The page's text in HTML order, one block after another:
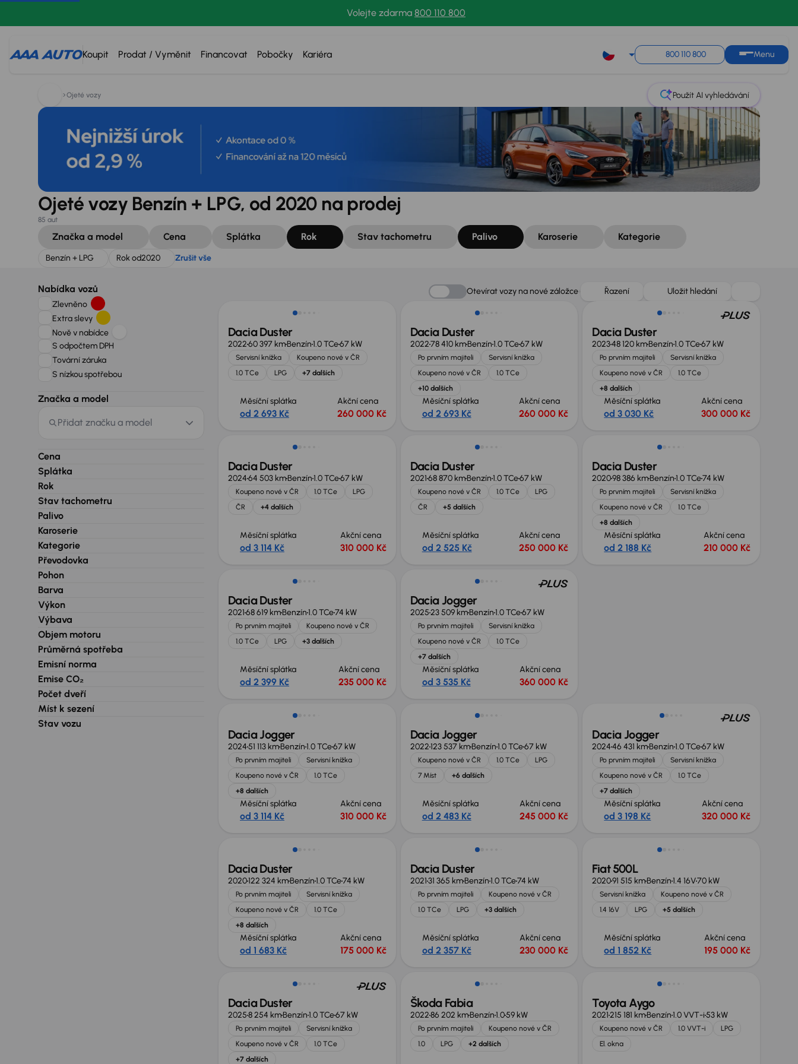
Volejte zdarma 800 110 800
Koupit Prodat / Vyměnit Financovat Pobočky Kariéra 800 110 800 Menu
Hledáte: Zrušit vše
Ojeté vozy Použít AI vyhledávání
Ojeté vozy Benzín + LPG, od 2020 na prodej
85 aut
Značka a model Cena Splátka Rok Stav tachometru Palivo Karoserie Kategorie
Benzín + LPG Rok od2020 Zrušit vše
Nabídka vozů
Zlevněno
Extra slevy
Nově v nabídce
S odpočtem DPH
Tovární záruka
S nízkou spotřebou
Značka a model
Přidat značku a model
Cena
Splátka
Rok
Stav tachometru
Palivo
Karoserie
Kategorie
Převodovka
Pohon
Barva
Výkon
Výbava
Objem motoru
Průměrná spotřeba
Emisní norma
Emise CO₂
Počet dveří
Míst k sezení
Stav vozu
Otevírat vozy na nové záložce Řazení Uložit hledání
Dacia Duster
202260 397 kmBenzín1.0 TCe67 kW
Servisní knížka
Koupeno nové v ČR
1.0 TCe
LPG +7 dalších
Měsíční splátka
od 2 693 Kč
Akční cena
260 000 Kč
Zlevněno o 20 000 Kč
Dacia Duster
202278 410 kmBenzín1.0 TCe67 kW
Po prvním majiteli
Servisní knížka
Koupeno nové v ČR
1.0 TCe
+10 dalších
Měsíční splátka
od 2 693 Kč
Akční cena
260 000 Kč
Možnost odpočtu DPH
Dacia Duster
202348 120 kmBenzín1.0 TCe67 kW
Po prvním majiteli
Servisní knížka
Koupeno nové v ČR
1.0 TCe
+8 dalších
Měsíční splátka
od 3 030 Kč
Akční cena
300 000 Kč
Zlevněno o 10 000 Kč
Dacia Duster
202464 503 kmBenzín1.0 TCe67 kW
Koupeno nové v ČR 1.0 TCe
LPG
ČR
+4 dalších
Měsíční splátka
od 3 114 Kč
Akční cena
310 000 Kč
Dacia Duster
202168 870 kmBenzín1.0 TCe67 kW
Koupeno nové v ČR 1.0 TCe
LPG
ČR
+5 dalších
Měsíční splátka
od 2 525 Kč
Akční cena
250 000 Kč
Dacia Duster
202098 386 kmBenzín1.0 TCe74 kW
Po prvním majiteli
Servisní knížka
Koupeno nové v ČR
1.0 TCe
+8 dalších
Měsíční splátka
od 2 188 Kč
Akční cena
210 000 Kč
Dacia Duster
202168 619 kmBenzín1.0 TCe74 kW
Po prvním majiteli
Koupeno nové v ČR
1.0 TCe
LPG +3 dalších
Měsíční splátka
od 2 399 Kč
Akční cena
235 000 Kč
Ušetříte 149 999 Kč
Dacia Jogger
202523 509 kmBenzín1.0 TCe67 kW
Po prvním majiteli
Servisní knížka
Koupeno nové v ČR
1.0 TCe
+7 dalších
Měsíční splátka
od 3 535 Kč
Akční cena
360 000 Kč
Zlevněno o 50 000 Kč
Dacia Jogger
202451 113 kmBenzín1.0 TCe67 kW
Po prvním majiteli
Servisní knížka
Koupeno nové v ČR
1.0 TCe
+8 dalších
Měsíční splátka
od 3 114 Kč
Akční cena
310 000 Kč
Dacia Jogger
2022123 537 kmBenzín1.0 TCe67 kW
Koupeno nové v ČR 1.0 TCe
LPG
7 Míst
+6 dalších
Měsíční splátka
od 2 483 Kč
Akční cena
245 000 Kč
Dacia Jogger
202446 431 kmBenzín1.0 TCe67 kW
Po prvním majiteli
Servisní knížka
Koupeno nové v ČR
1.0 TCe
+7 dalších
Měsíční splátka
od 3 198 Kč
Akční cena
320 000 Kč
Dacia Duster
2020122 324 kmBenzín1.0 TCe74 kW
Po prvním majiteli
Servisní knížka
Koupeno nové v ČR
1.0 TCe
+8 dalších
Měsíční splátka
od 1 683 Kč
Akční cena
175 000 Kč
Dacia Duster
202131 365 kmBenzín1.0 TCe74 kW
Po prvním majiteli
Koupeno nové v ČR
1.0 TCe
LPG +3 dalších
Měsíční splátka
od 2 357 Kč
Akční cena
230 000 Kč
Možnost odpočtu DPH
Fiat 500L
202091 515 kmBenzín1.4 16V70 kW
Servisní knížka
Koupeno nové v ČR
1.4 16V
LPG +5 dalších
Měsíční splátka
od 1 852 Kč
Akční cena
195 000 Kč
Ušetříte 59 999 Kč
Dacia Duster
20258 254 kmBenzín1.0 TCe67 kW
Po prvním majiteli
Servisní knížka
Koupeno nové v ČR
1.0 TCe
+7 dalších
Škoda Fabia
202286 202 kmBenzín1.059 kW
Po prvním majiteli
Koupeno nové v ČR
1.0
LPG +2 dalších
Možnost odpočtu DPH
Toyota Aygo
2021215 181 kmBenzín1.0 VVT-i53 kW
Koupeno nové v ČR 1.0 VVT-i
LPG
El. okna